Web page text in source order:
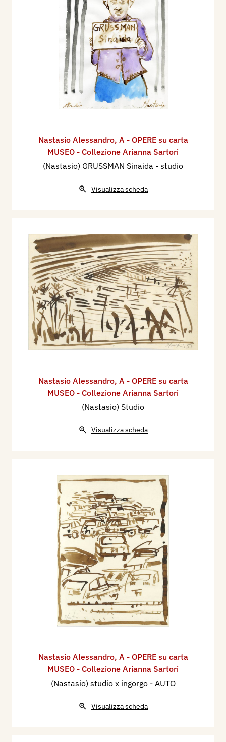
Nastasio Alessandro, A - OPERE su carta
MUSEO - Collezione Arianna Sartori
(Nastasio) GRUSSMAN Sinaida - studio
Visualizza scheda
Nastasio Alessandro, A - OPERE su carta
MUSEO - Collezione Arianna Sartori
(Nastasio) Studio
Visualizza scheda
Nastasio Alessandro, A - OPERE su carta
MUSEO - Collezione Arianna Sartori
(Nastasio) studio x ingorgo - AUTO
Visualizza scheda